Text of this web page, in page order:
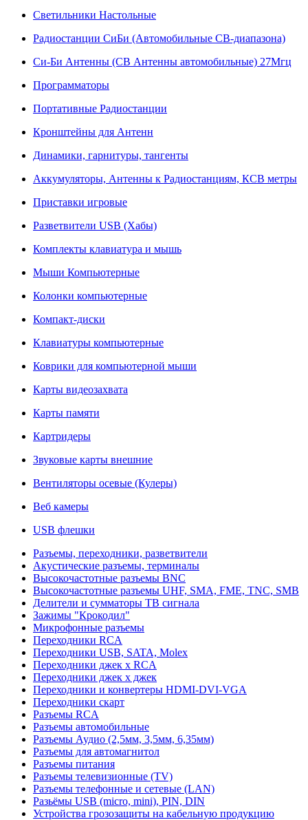
Светильники Настольные
Радиостанции СиБи (Автомобильные СВ-диапазона)
Си-Би Антенны (СВ Антенны автомобильные) 27Мгц
Программаторы
Портативные Радиостанции
Кронштейны для Антенн
Динамики, гарнитуры, тангенты
Аккумуляторы, Антенны к Радиостанциям, КСВ метры
Приставки игровые
Разветвители USB (Хабы)
Комплекты клавиатура и мышь
Мыши Компьютерные
Колонки компьютерные
Компакт-диски
Клавиатуры компьютерные
Коврики для компьютерной мыши
Карты видеозахвата
Карты памяти
Картридеры
Звуковые карты внешние
Вентиляторы осевые (Кулеры)
Веб камеры
USB флешки
Разъемы, переходники, разветвители
Акустические разъемы, терминалы
Высокочастотные разъемы BNC
Высокочастотные разъемы UHF, SMA, FME, TNC, SMB
Делители и сумматоры ТВ сигнала
Зажимы "Крокодил"
Микрофонные разъемы
Переходники RCA
Переходники USB, SATA, Molex
Переходники джек х RCA
Переходники джек х джек
Переходники и конвертеры HDMI-DVI-VGA
Переходники скарт
Разъемы RCA
Разъемы автомобильные
Разъемы Аудио (2,5мм, 3,5мм, 6,35мм)
Разъемы для автомагнитол
Разъемы питания
Разъемы телевизионные (TV)
Разъемы телефонные и сетевые (LAN)
Разьёмы USB (micro, mini), PIN, DIN
Устройства грозозащиты на кабельную продукцию